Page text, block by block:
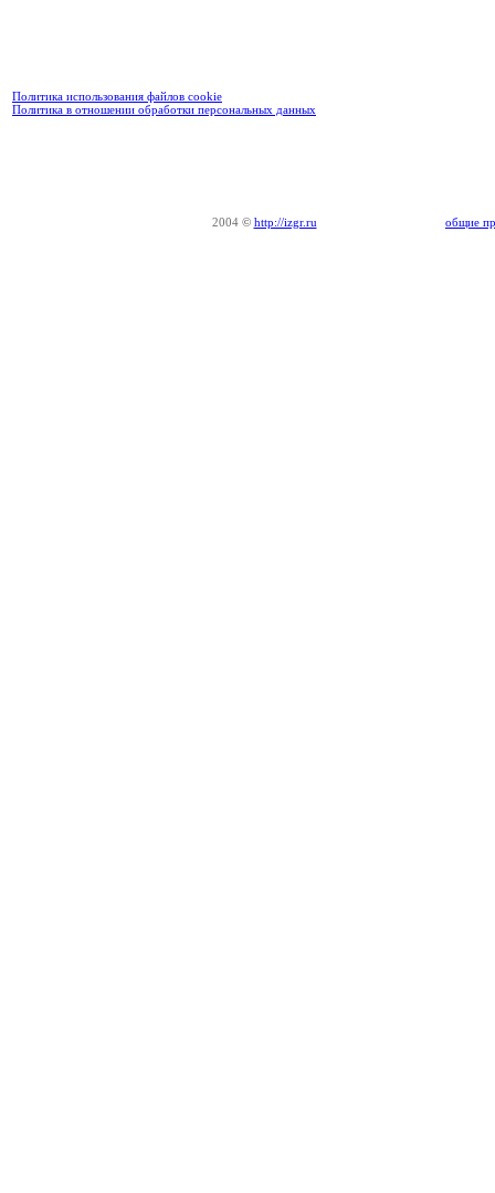
Политика использования файлов cookie
Политика в отношении обработки персональных данных
2004 © http://izgr.ru общие